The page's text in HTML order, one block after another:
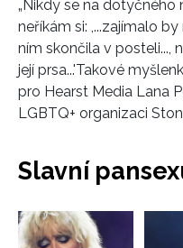
INFORMACE
REDAKCE
„Nikdy se na dotyčného
neříkám si: ,...zajímalo
ním skončila v posteli...,
její prsa...'Takové
pro Hearst Media Lana
LGBTQ+ organizaci
Slavní